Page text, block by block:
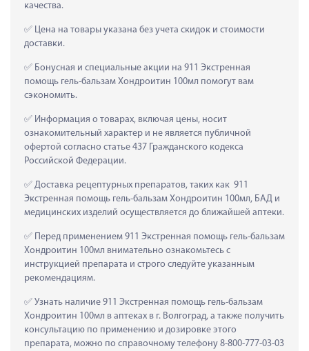
качества.
Цена на товары указана без учета скидок и стоимости
доставки.
Бонусная и специальные акции на 911 Экстренная
помощь гель-бальзам Хондроитин 100мл помогут вам
сэкономить.
Информация о товарах, включая цены, носит
ознакомительный характер и не является публичной
офертой согласно статье 437 Гражданского кодекса
Российской Федерации.
Доставка рецептурных препаратов, таких как  911
Экстренная помощь гель-бальзам Хондроитин 100мл, БАД и
медицинских изделий осуществляется до ближайшей аптеки.
Перед применением 911 Экстренная помощь гель-бальзам
Хондроитин 100мл внимательно ознакомьтесь с
инструкцией препарата и строго следуйте указанным
рекомендациям.
Узнать наличие 911 Экстренная помощь гель-бальзам
Хондроитин 100мл в аптеках в г. Волгоград, а также получить
консультацию по применению и дозировке этого
препарата, можно по справочному телефону 8-800-777-03-03